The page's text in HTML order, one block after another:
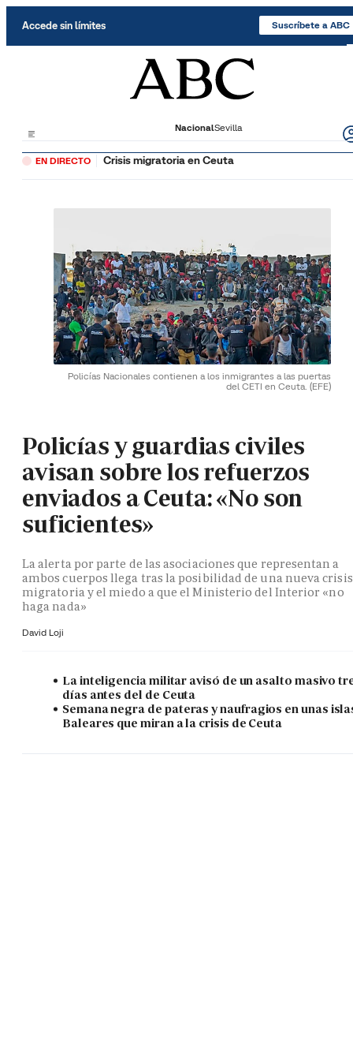
Accede sin límites Suscríbete a ABC
NacionalSevilla
EN DIRECTO Crisis migratoria en Ceuta
Policías Nacionales contienen a los inmigrantes a las puertas
del CETI en Ceuta. (EFE)
Policías y guardias civiles
avisan sobre los refuerzos
enviados a Ceuta: «No son
suficientes»
La alerta por parte de las asociaciones que representan a
ambos cuerpos llega tras la posibilidad de una nueva crisis
migratoria y el miedo a que el Ministerio del Interior «no
haga nada»
David Loji
La inteligencia militar avisó de un asalto masivo
días antes del de Ceuta
Semana negra de pateras y naufragios en unas
Baleares que miran a la crisis de Ceuta